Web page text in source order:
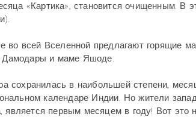
«Картика», становится очищенным. В
во всей Вселенной предлагают горящие
Дамодары и маме Яшоде.
сохранилась в наибольшей степени,
календаре Индии. Но жители
первым месяцем в году! Вот это